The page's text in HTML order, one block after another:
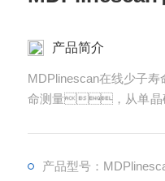
产品简介
MDPlinescan在线少子
命测量，从单晶
产品型号：